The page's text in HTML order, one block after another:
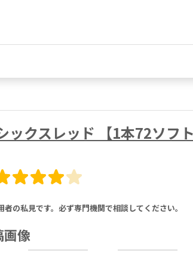
クスレッド 【1本72ソフト
者の私見です。必ず専門機関で相談してください。
画像